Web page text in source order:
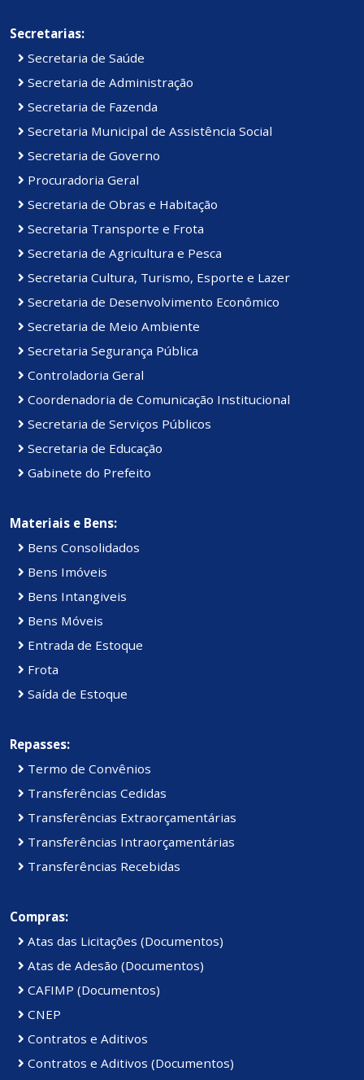
Secretarias:
Secretaria de Saúde
Secretaria de Administração
Secretaria de Fazenda
Secretaria Municipal de Assistência Social
Secretaria de Governo
Procuradoria Geral
Secretaria de Obras e Habitação
Secretaria Transporte e Frota
Secretaria de Agricultura e Pesca
Secretaria Cultura, Turismo, Esporte e Lazer
Secretaria de Desenvolvimento Econômico
Secretaria de Meio Ambiente
Secretaria Segurança Pública
Controladoria Geral
Coordenadoria de Comunicação Institucional
Secretaria de Serviços Públicos
Secretaria de Educação
Gabinete do Prefeito
Materiais e Bens:
Bens Consolidados
Bens Imóveis
Bens Intangiveis
Bens Móveis
Entrada de Estoque
Frota
Saída de Estoque
Repasses:
Termo de Convênios
Transferências Cedidas
Transferências Extraorçamentárias
Transferências Intraorçamentárias
Transferências Recebidas
Compras:
Atas das Licitações (Documentos)
Atas de Adesão (Documentos)
CAFIMP (Documentos)
CNEP
Contratos e Aditivos
Contratos e Aditivos (Documentos)